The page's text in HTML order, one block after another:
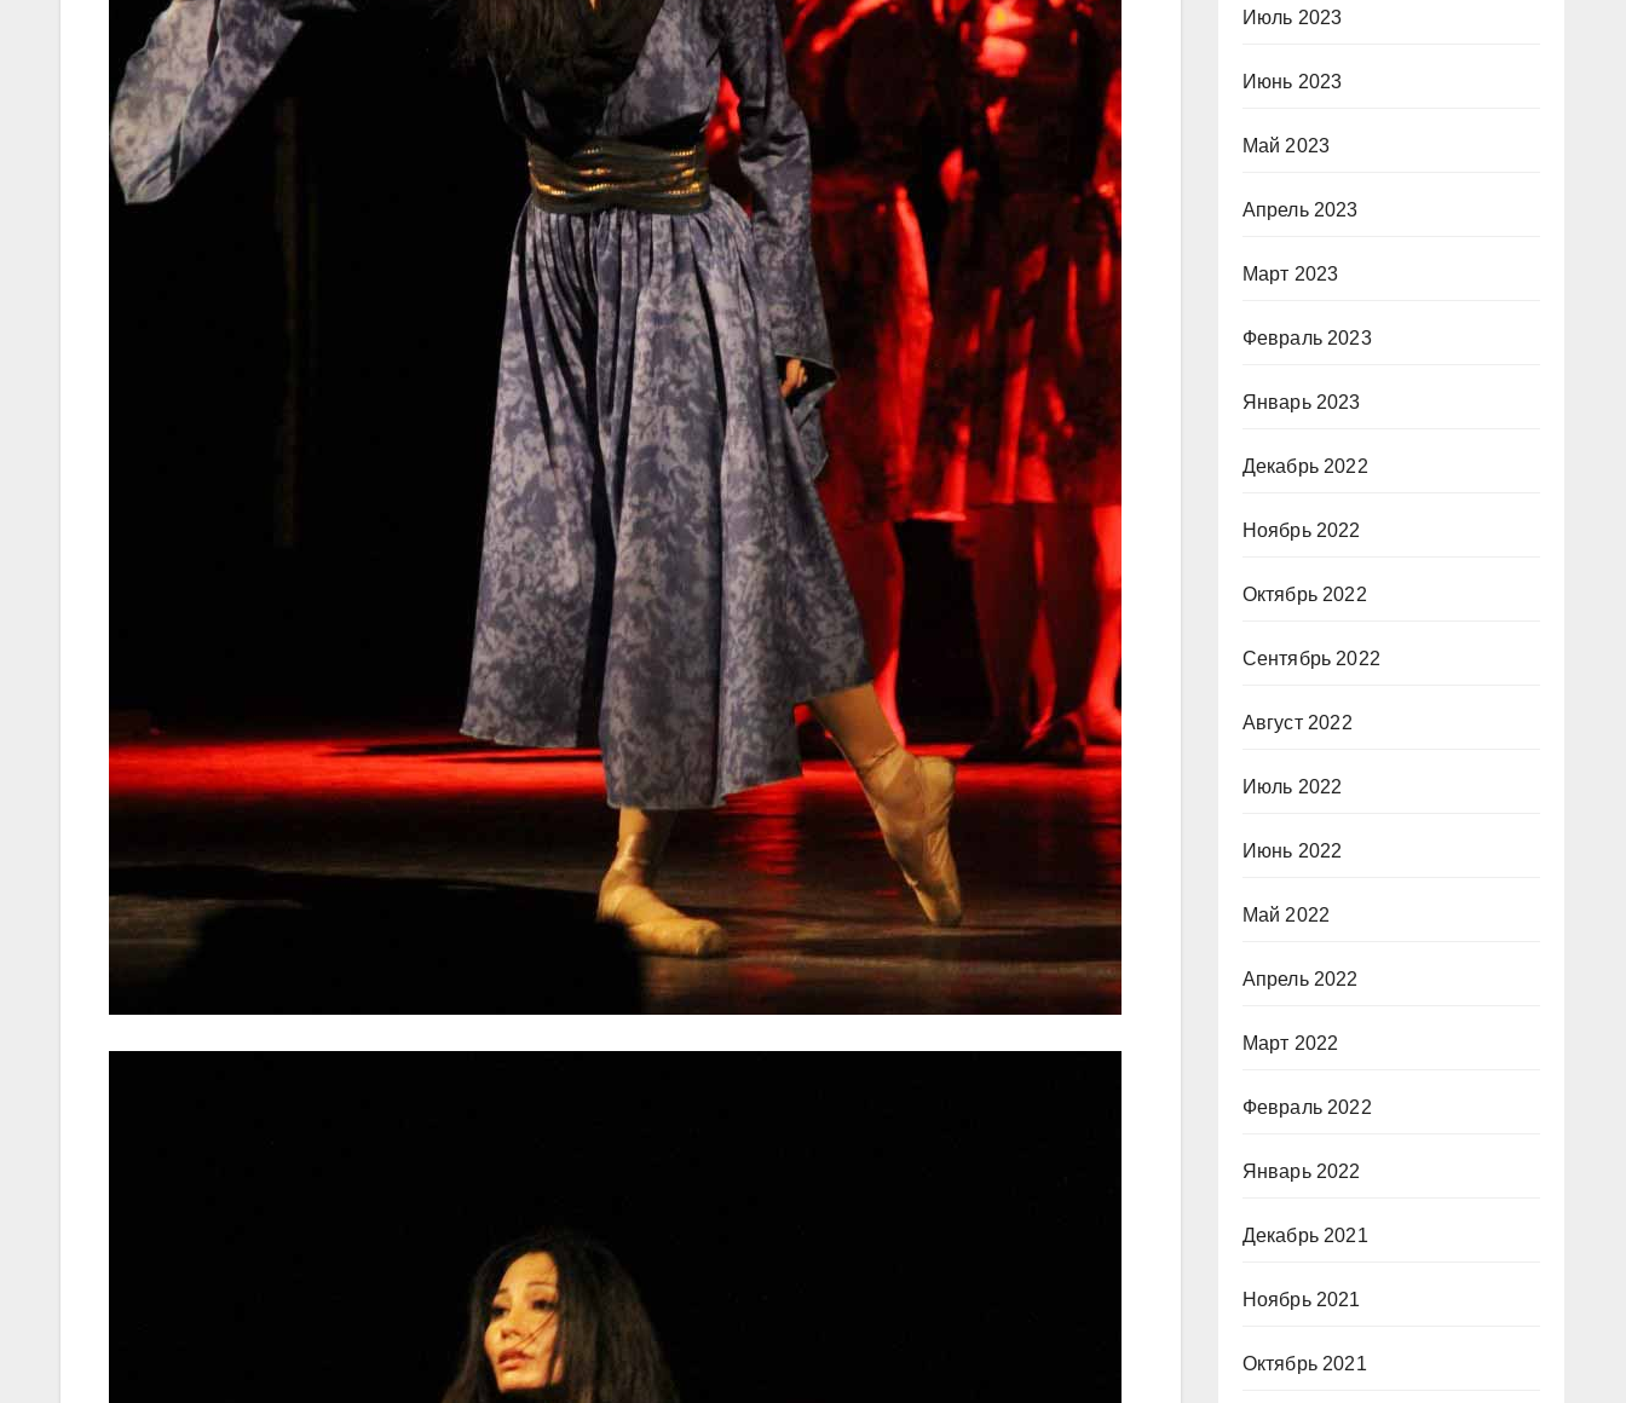
Июль 2023
Июнь 2023
Май 2023
Апрель 2023
Март 2023
Февраль 2023
Январь 2023
Декабрь 2022
Ноябрь 2022
Октябрь 2022
Сентябрь 2022
Август 2022
Июль 2022
Июнь 2022
Май 2022
Апрель 2022
Март 2022
Февраль 2022
Январь 2022
Декабрь 2021
Ноябрь 2021
Октябрь 2021